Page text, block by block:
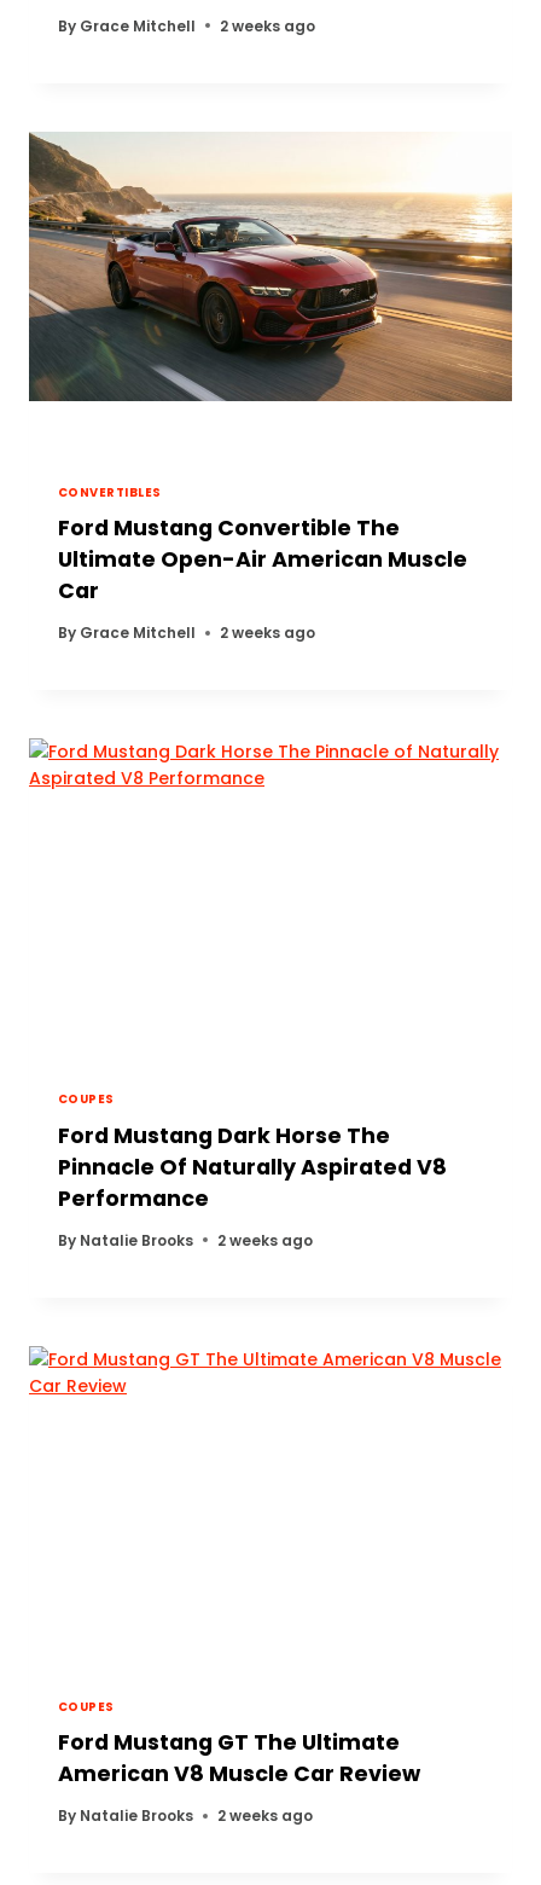
By Grace Mitchell 2 weeks ago
CONVERTIBLES
Ford Mustang Convertible The
Ultimate Open-Air American Muscle
Car
By Grace Mitchell 2 weeks ago
COUPES
Ford Mustang Dark Horse The
Pinnacle Of Naturally Aspirated V8
Performance
By Natalie Brooks 2 weeks ago
COUPES
Ford Mustang GT The Ultimate
American V8 Muscle Car Review
By Natalie Brooks 2 weeks ago